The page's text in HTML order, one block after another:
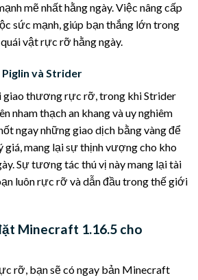
mẽ nhất hằng ngày. Việc nâng cấp
sức mạnh, giúp bạn thắng lớn trong
vật rực rỡ hằng ngày.
và Strider
giao thương rực rỡ, trong khi Strider
nham thạch an khang và uy nghiêm
ngay những giao dịch bằng vàng để
giá, mang lại sự thịnh vượng cho kho
Sự tương tác thú vị này mang lại tài
luôn rực rỡ và dẫn đầu trong thế giới
Minecraft 1.16.5 cho
rỡ, bạn sẽ có ngay bản Minecraft